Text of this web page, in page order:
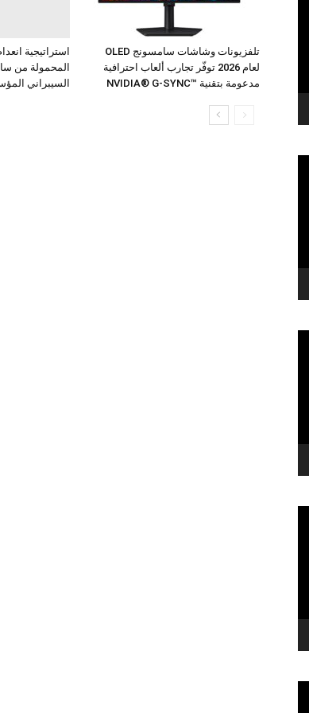
استراتيجية
المحمولة من
السيبراني
تلفزيونات وشاشات سامسونج OLED
لعام 2026 توفّر تجارب ألعاب احترافية
مدعومة بتقنية ™NVIDIA® G-SYNC